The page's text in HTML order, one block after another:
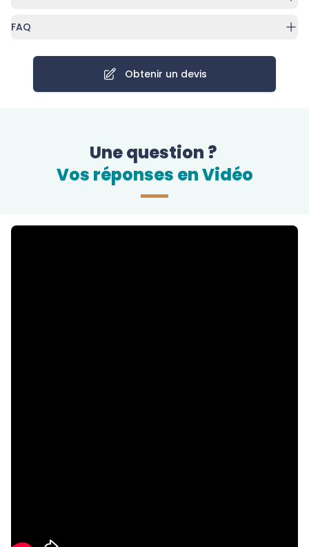
FAQ
Obtenir un devis
Une question ?
Vos réponses en Vidéo